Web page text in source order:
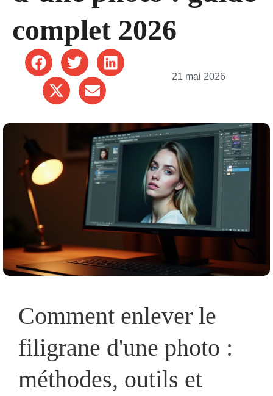
complet 2026
21 mai 2026
Comment enlever le
filigrane d'une photo :
méthodes, outils et